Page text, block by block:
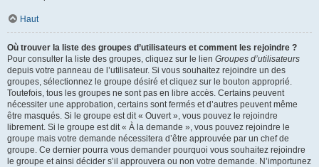
Haut
Où trouver la liste des groupes d’utilisateurs et comment les rejoindre ?
Pour consulter la liste des groupes, cliquez sur le lien Groupes d’utilisateurs
depuis votre panneau de l’utilisateur. Si vous souhaitez rejoindre un des
groupes, sélectionnez le groupe désiré et cliquez sur le bouton approprié.
Toutefois, tous les groupes ne sont pas en libre accès. Certains peuvent
nécessiter une approbation, certains sont fermés et d’autres peuvent même
être masqués. Si le groupe est dit « Ouvert », vous pouvez le rejoindre
librement. Si le groupe est dit « À la demande », vous pouvez rejoindre le
groupe mais votre demande nécessitera d’être approuvée par un chef de
groupe. Ce dernier pourra vous demander pourquoi vous souhaitez rejoindre
le groupe et ainsi décider s’il approuvera ou non votre demande. N’importunez